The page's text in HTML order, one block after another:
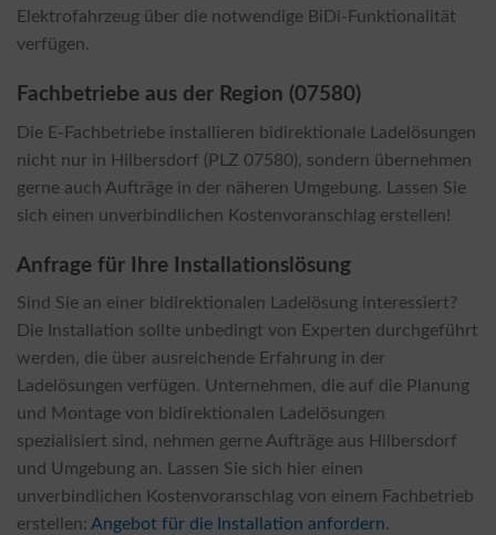
Elektrofahrzeug über die notwendige BiDi-Funktionalität
verfügen.
Fachbetriebe aus der Region (07580)
Die E-Fachbetriebe installieren bidirektionale Ladelösungen
nicht nur in Hilbersdorf (PLZ 07580), sondern übernehmen
gerne auch Aufträge in der näheren Umgebung. Lassen Sie
sich einen unverbindlichen Kostenvoranschlag erstellen!
Anfrage für Ihre Installationslösung
Sind Sie an einer bidirektionalen Ladelösung interessiert?
Die Installation sollte unbedingt von Experten durchgeführt
werden, die über ausreichende Erfahrung in der
Ladelösungen verfügen. Unternehmen, die auf die Planung
und Montage von bidirektionalen Ladelösungen
spezialisiert sind, nehmen gerne Aufträge aus Hilbersdorf
und Umgebung an. Lassen Sie sich hier einen
unverbindlichen Kostenvoranschlag von einem Fachbetrieb
erstellen: Angebot für die Installation anfordern.